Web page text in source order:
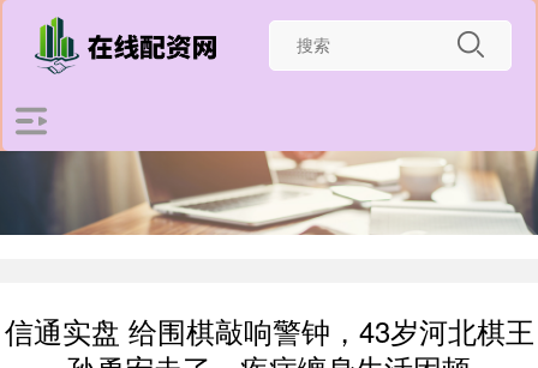
信通实盘 给围棋敲响警钟，43岁河北棋王